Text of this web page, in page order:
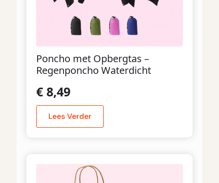
Poncho met Opbergtas –
Regenponcho Waterdicht
€ 8,49
Lees Verder